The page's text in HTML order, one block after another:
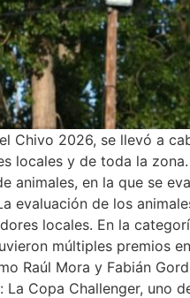
Chivo 2026, se llevó a
locales y de toda la
animales, en la que se
evaluación de los
locales. En la
múltiples premios
Raúl Mora y Fabián
Copa Challenger, uno